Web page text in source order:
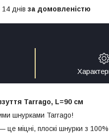
днів за домовленістю
Tarrago, L=90 см
шнурками Tarrago!
міцні, плоскі шнурки з 100%